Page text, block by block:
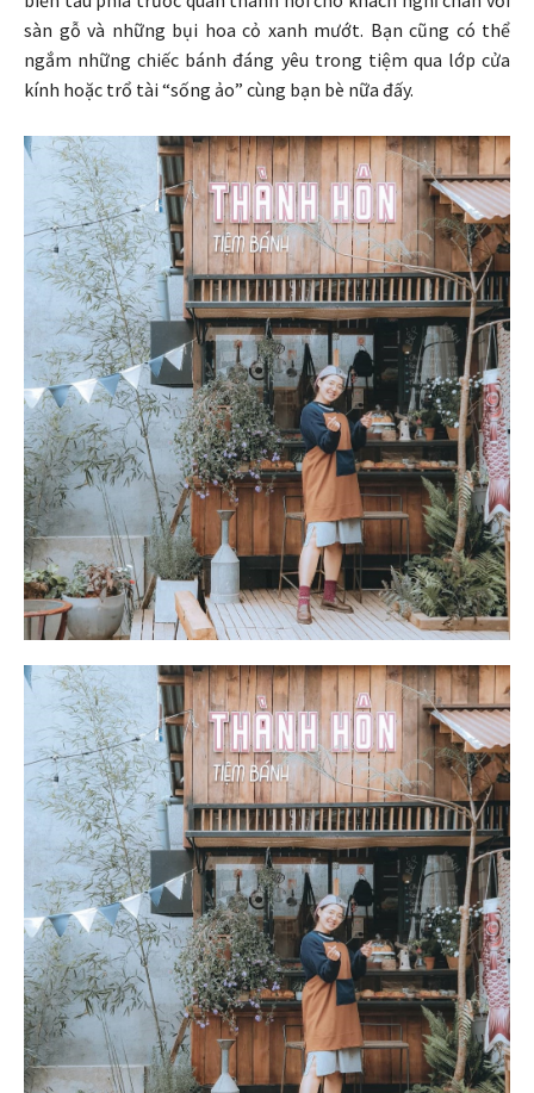
sàn gỗ và những bụi hoa cỏ xanh mướt. Bạn cũng có thể
ngắm những chiếc bánh đáng yêu trong tiệm qua lớp cửa
kính hoặc trổ tài “sống ảo” cùng bạn bè nữa đấy.